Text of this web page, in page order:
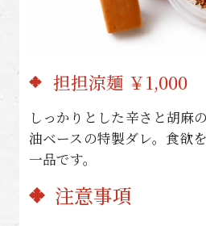
担担涼麺 ￥1,000
しっかりとした辛さと胡麻
油ベースの特製ダレ。食欲
一品です。
注意事項